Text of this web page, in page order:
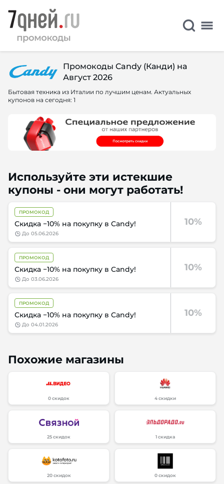
Промокоды Candy (Канди) на
Август 2026
Бытовая техника из Италии по лучшим ценам. Актуальных
купонов на сегодня: 1
Используйте эти истекшие
купоны - они могут работать!
10%
ПРОМОКОД
Скидка −10% на покупку в Candy!
до 05.06.2026
10%
ПРОМОКОД
Скидка −10% на покупку в Candy!
до 03.06.2026
10%
ПРОМОКОД
Скидка −10% на покупку в Candy!
до 04.01.2026
Похожие магазины
0 скидок 4 скидки
25 скидок 1 скидка
20 скидок 0 скидок